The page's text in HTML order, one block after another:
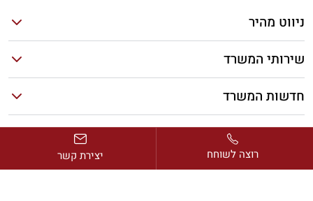
כתובת:
ניווט מהיר
שירותי המשרד
חדשות המשרד
מאמרים אחרונים
רוצה לשוחח יצירת קשר